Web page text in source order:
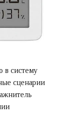
в систему
сценарии